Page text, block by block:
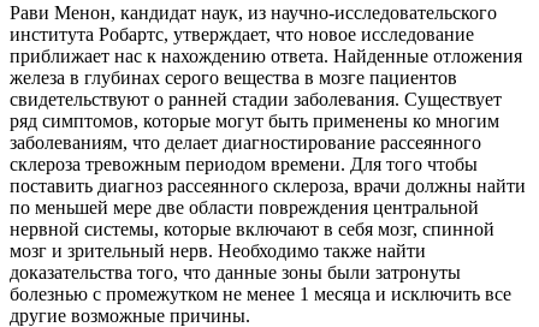
Рави Менон, кандидат наук, из научно-исследовательского
института Робартс, утверждает, что новое исследование
приближает нас к нахождению ответа. Найденные отложения
железа в глубинах серого вещества в мозге пациентов
свидетельствуют о ранней стадии заболевания. Существует
ряд симптомов, которые могут быть применены ко многим
заболеваниям, что делает диагностирование рассеянного
склероза тревожным периодом времени. Для того чтобы
поставить диагноз рассеянного склероза, врачи должны найти
по меньшей мере две области повреждения центральной
нервной системы, которые включают в себя мозг, спинной
мозг и зрительный нерв. Необходимо также найти
доказательства того, что данные зоны были затронуты
болезнью с промежутком не менее 1 месяца и исключить все
другие возможные причины.